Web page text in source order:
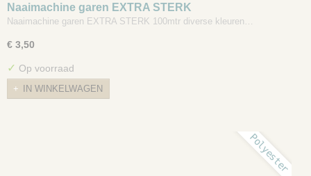
Naaimachine garen EXTRA STERK
Naaimachine garen EXTRA STERK 100mtr diverse kleuren…
€ 3,50
✓ Op voorraad
IN WINKELWAGEN
Polyester